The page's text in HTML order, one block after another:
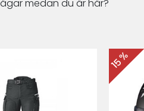
medan du är här?
15 %